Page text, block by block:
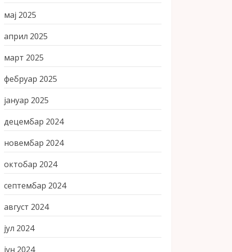
мај 2025
април 2025
март 2025
фебруар 2025
јануар 2025
децембар 2024
новембар 2024
октобар 2024
септембар 2024
август 2024
јул 2024
јун 2024